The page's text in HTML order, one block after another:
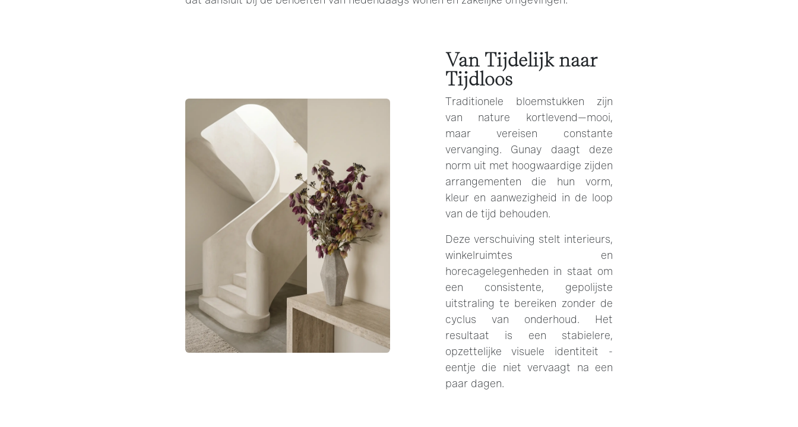
Van Tijdelijk naar
Tijdloos
Traditionele bloemstukken zijn
van nature kortlevend—mooi,
maar vereisen constante
vervanging. Gunay daagt deze
norm uit met hoogwaardige zijden
arrangementen die hun vorm,
kleur en aanwezigheid in de loop
van de tijd behouden.
Deze verschuiving stelt interieurs,
winkelruimtes en
horecagelegenheden in staat om
een consistente, gepolijste
uitstraling te bereiken zonder de
cyclus van onderhoud. Het
resultaat is een stabielere,
opzettelijke visuele identiteit -
eentje die niet vervaagt na een
paar dagen.